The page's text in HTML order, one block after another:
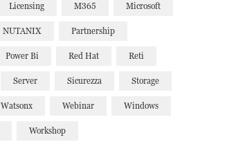
Licensing M365 Microsoft
NUTANIX Partnership
Power Bi Red Hat Reti
Server Sicurezza Storage
Watsonx Webinar Windows
Workshop